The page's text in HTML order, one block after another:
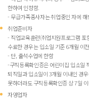
한하여 인정함.
- 무급가족종사자는 취업중인 자에 해
취업준비자
- 직업교육훈련(취업지원프로그램 포
수료한 경우는 입소일 기준 6개월 이
- 단, 출석수업에 한함
-구직등록확인증은 어린이집 입소일
퇴직일과 입소일이 3개월 이내인 경
못하더라도 구직등록확인증 상 7일
자영업자